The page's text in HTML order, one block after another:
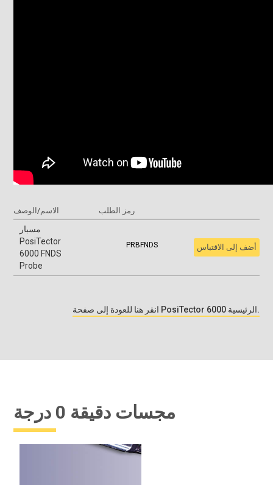
الاسم/الوصف رمز الطلب
مسبار
PosiTector
6000 FNDS
Probe
PRBFNDS أضف إلى الاقتباس
انقر هنا للعودة إلى صفحة PosiTector 6000 الرئيسية.
مجسات دقيقة 0 درجة